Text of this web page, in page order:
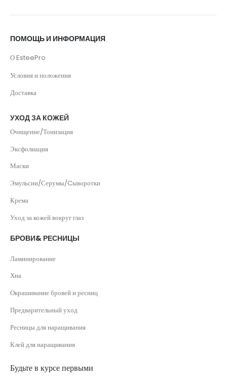
ПОМОЩЬ И ИНФОРМАЦИЯ
О EsteePro
Условия и положения
Доставка
УХОД ЗА КОЖЕЙ
Очищение/Тонизация
Эксфолиация
Маски
Эмульсии/Серумы/Cыворотки
Крема
Уход за кожей вокруг глаз
БРОВИ& РЕСНИЦЫ
Ламинирование
Хна
Окрашивание бровей и ресниц
Предварительный уход
Ресницы для наращивания
Клей для наращивания
Будьте в курсе первыми